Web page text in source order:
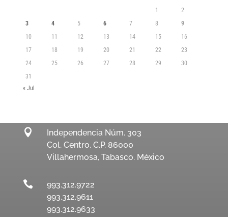
1
2
3
4 5 6 7 8
9
10
11 12 13 14 15
16
17
18 19 20 21 22
23
24
25 26 27 28 29
30
31
« Jul

Independencia Núm. 303
Col. Centro, C.P. 86000
Villahermosa, Tabasco. México

993.312.9722
993.312.9611
993.312.9633